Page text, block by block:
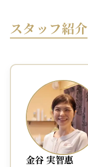
スタッフ紹介
金谷 実智惠